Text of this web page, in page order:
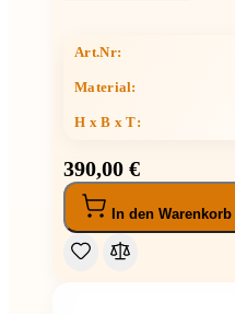
Art.Nr:
Material:
H x B x T:
390,00 €
In den Warenkorb